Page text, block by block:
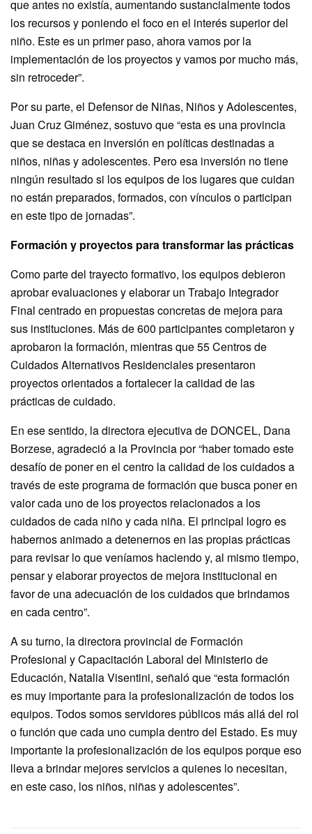
que antes no existía, aumentando sustancialmente todos
los recursos y poniendo el foco en el interés superior del
niño. Este es un primer paso, ahora vamos por la
implementación de los proyectos y vamos por mucho más,
sin retroceder”.
Por su parte, el Defensor de Niñas, Niños y Adolescentes,
Juan Cruz Giménez, sostuvo que “esta es una provincia
que se destaca en inversión en políticas destinadas a
niños, niñas y adolescentes. Pero esa inversión no tiene
ningún resultado si los equipos de los lugares que cuidan
no están preparados, formados, con vínculos o participan
en este tipo de jornadas”.
Formación y proyectos para transformar las prácticas
Como parte del trayecto formativo, los equipos debieron
aprobar evaluaciones y elaborar un Trabajo Integrador
Final centrado en propuestas concretas de mejora para
sus instituciones. Más de 600 participantes completaron y
aprobaron la formación, mientras que 55 Centros de
Cuidados Alternativos Residenciales presentaron
proyectos orientados a fortalecer la calidad de las
prácticas de cuidado.
En ese sentido, la directora ejecutiva de DONCEL, Dana
Borzese, agradeció a la Provincia por “haber tomado este
desafío de poner en el centro la calidad de los cuidados a
través de este programa de formación que busca poner en
valor cada uno de los proyectos relacionados a los
cuidados de cada niño y cada niña. El principal logro es
habernos animado a detenernos en las propias prácticas
para revisar lo que veníamos haciendo y, al mismo tiempo,
pensar y elaborar proyectos de mejora institucional en
favor de una adecuación de los cuidados que brindamos
en cada centro”.
A su turno, la directora provincial de Formación
Profesional y Capacitación Laboral del Ministerio de
Educación, Natalia Visentini, señaló que “esta formación
es muy importante para la profesionalización de todos los
equipos. Todos somos servidores públicos más allá del rol
o función que cada uno cumpla dentro del Estado. Es muy
importante la profesionalización de los equipos porque eso
lleva a brindar mejores servicios a quienes lo necesitan,
en este caso, los niños, niñas y adolescentes”.